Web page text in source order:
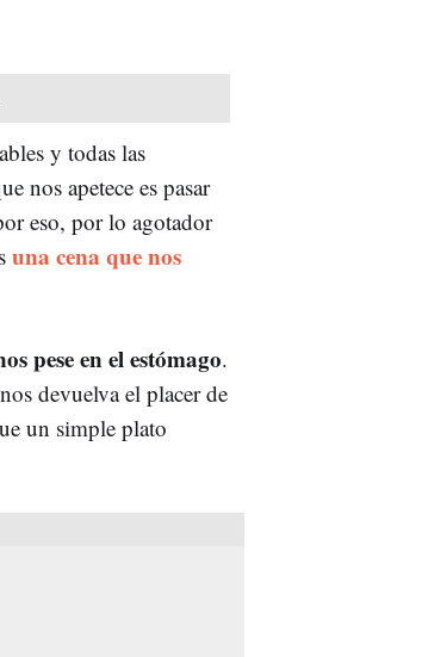
y todas las
nos apetece es pasar
eso, por lo agotador
una cena que nos
pese en el estómago.
devuelva el placer de
un simple plato